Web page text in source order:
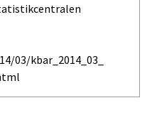
kbar_2014_03_